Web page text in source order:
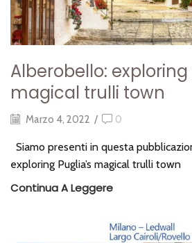
alberobello: exploring puglia’s
magical trulli town
Marzo 4, 2022 / 0
Siamo presenti in questa
exploring Puglia’s magical trulli town
Continua A Leggere